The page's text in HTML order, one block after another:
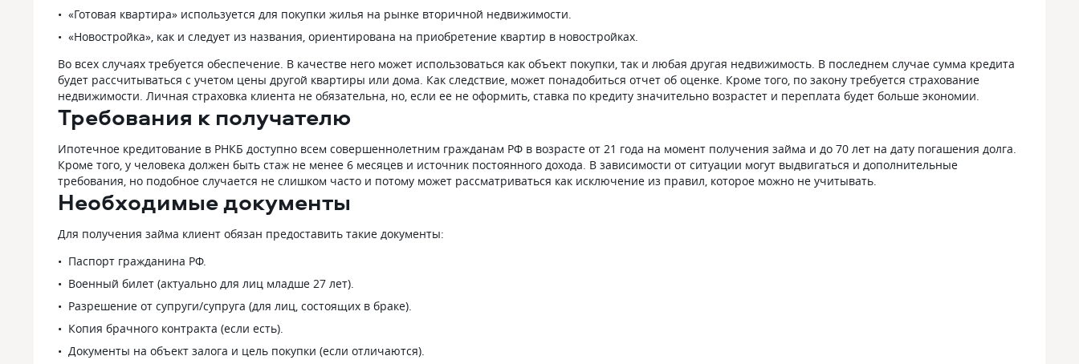
«Готовая квартира» используется для покупки жилья на рынке вторичной недвижимости.
«Новостройка», как и следует из названия, ориентирована на приобретение квартир в новостройках.
Во всех случаях требуется обеспечение. В качестве него может использоваться как объект покупки, так и любая другая недвижимость. В последнем случае сумма кредита
будет рассчитываться с учетом цены другой квартиры или дома. Как следствие, может понадобиться отчет об оценке. Кроме того, по закону требуется страхование
недвижимости. Личная страховка клиента не обязательна, но, если ее не оформить, ставка по кредиту значительно возрастет и переплата будет больше экономии.
Требования к получателю
Ипотечное кредитование в РНКБ доступно всем совершеннолетним гражданам РФ в возрасте от 21 года на момент получения займа и до 70 лет на дату погашения долга.
Кроме того, у человека должен быть стаж не менее 6 месяцев и источник постоянного дохода. В зависимости от ситуации могут выдвигаться и дополнительные
требования, но подобное случается не слишком часто и потому может рассматриваться как исключение из правил, которое можно не учитывать.
Необходимые документы
Для получения займа клиент обязан предоставить такие документы:
Паспорт гражданина РФ.
Военный билет (актуально для лиц младше 27 лет).
Разрешение от супруги/супруга (для лиц, состоящих в браке).
Копия брачного контракта (если есть).
Документы на объект залога и цель покупки (если отличаются).